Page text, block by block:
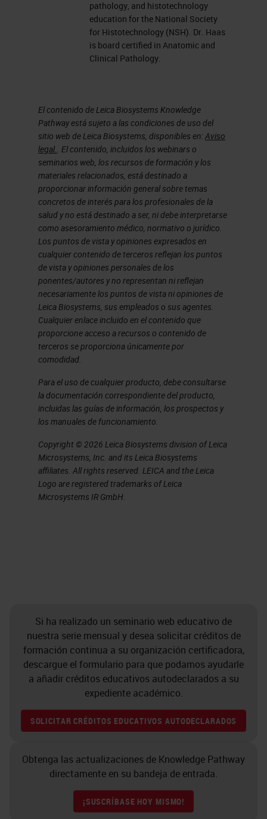
pathology, and histotechnology
education for the National Society
for Histotechnology (NSH). Dr. Haas
is board certified in Anatomic and
Clinical Pathology.
El contenido de Leica Biosystems Knowledge
Pathway está sujeto a las condiciones de uso del
sitio web de Leica Biosystems, disponibles en:Aviso
legal.. El contenido, incluidos los webinars o
seminarios web, los recursos de formación y los
materiales relacionados, está destinado a
proporcionar información general sobre temas
concretos de interés para los profesionales de la
salud y no está destinado a ser, ni debe interpretarse
como asesoramiento médico, normativo o jurídico.
Los puntos de vista y opiniones expresados en
cualquier contenido de terceros reflejan los puntos
de vista y opiniones personales de los
ponentes/autores y no representan ni reflejan
necesariamente los puntos de vista ni opiniones de
Leica Biosystems, sus empleados o sus agentes.
Cualquier enlace incluido en el contenido que
proporcione acceso a recursos o contenido de
terceros se proporciona únicamente por
comodidad.
Para el uso de cualquier producto, debe consultarse
la documentación correspondiente del producto,
incluidas las guías de información, los prospectos y
los manuales de funcionamiento.
Copyright © 2026 Leica Biosystems division of Leica
Microsystems, Inc. and its Leica Biosystems
affiliates. All rights reserved. LEICA and the Leica
Logo are registered trademarks of Leica
Microsystems IR GmbH.
Si ha realizado un seminario web educativo de
nuestra serie mensual y desea solicitar créditos de
formación continua a su organización certificadora,
descargue el formulario para que podamos ayudarle
a añadir créditos educativos autodeclarados a su
expediente académico.
SOLICITAR CRÉDITOS EDUCATIVOS AUTODECLARADOS
Obtenga las actualizaciones de Knowledge Pathway
directamente en su bandeja de entrada.
¡SUSCRÍBASE HOY MISMO!